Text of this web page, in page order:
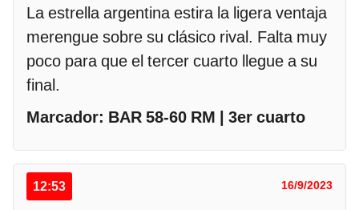
La estrella argentina estira la ligera ventaja
merengue sobre su clásico rival. Falta muy
poco para que el tercer cuarto llegue a su
final.
Marcador: BAR 58-60 RM | 3er cuarto
12:53 16/9/2023